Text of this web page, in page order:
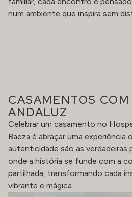
num ambiente que inspira sem
CASAMENTOS
ANDALUZ
Celebrar um casamento no
Baeza é abraçar uma experiência
autenticidade são as verdadeiras
onde a história se funde com a
partilhada, transformando cada
vibrante e mágica.